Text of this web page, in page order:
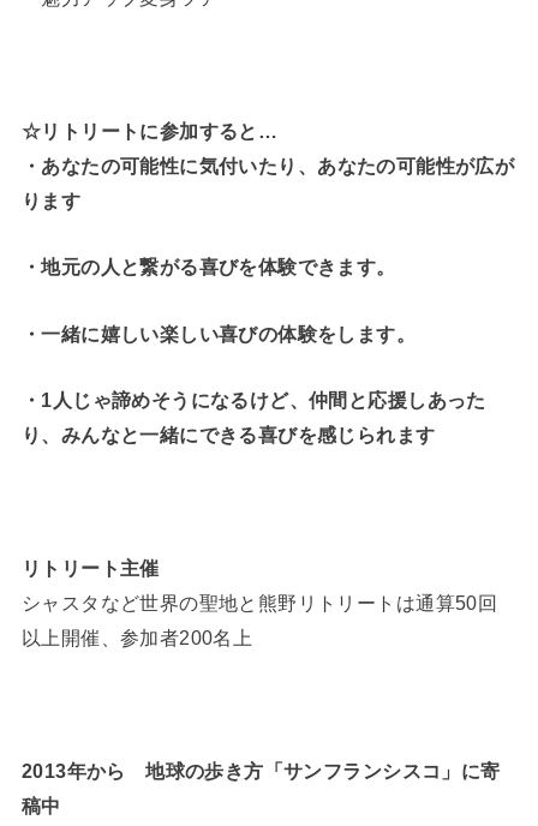
☆リトリートに参加すると…
・ あなたの可能性に気付いたり、あなたの可能性が広が
ります
・地元の人と繋がる喜びを体験できます。
・一緒に嬉しい楽しい喜びの体験をします。
・1人じゃ諦めそうになるけど、仲間と応援しあった
り、みんなと一緒にできる喜びを感じられます
リトリート主催
シャスタなど世界の聖地と熊野リトリートは通算50回
以上開催、参加者200名上
2013年から 地球の歩き方「サンフランシスコ」に寄
稿中